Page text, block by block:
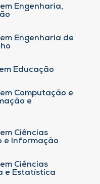
Engenharia,
Engenharia de
Educação
Computação e
e
Ciências
e Informação
Ciências
e Estatística